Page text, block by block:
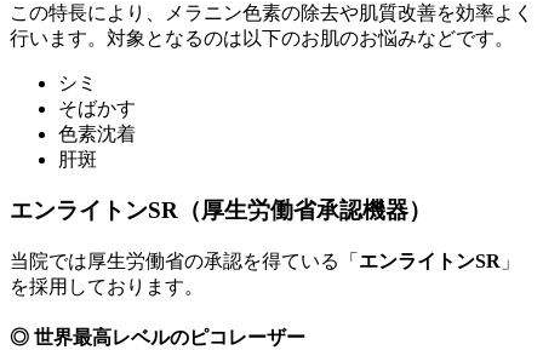
この特長により、メラニン色素の除去や肌質改善を効率よく
行います。対象となるのは以下のお肌のお悩みなどです。
シミ
そばかす
色素沈着
肝斑
エンライトンSR（厚生労働省承認機器）
当院では厚生労働省の承認を得ている「 エンライトンSR 」
を採用しております。
◎ 世界最高レベルのピコレーザー